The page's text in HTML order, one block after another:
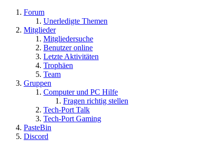
Forum
Unerledigte Themen
Mitglieder
Mitgliedersuche
Benutzer online
Letzte Aktivitäten
Trophäen
Team
Gruppen
Computer und PC Hilfe
Fragen richtig stellen
Tech-Port Talk
Tech-Port Gaming
PasteBin
Discord